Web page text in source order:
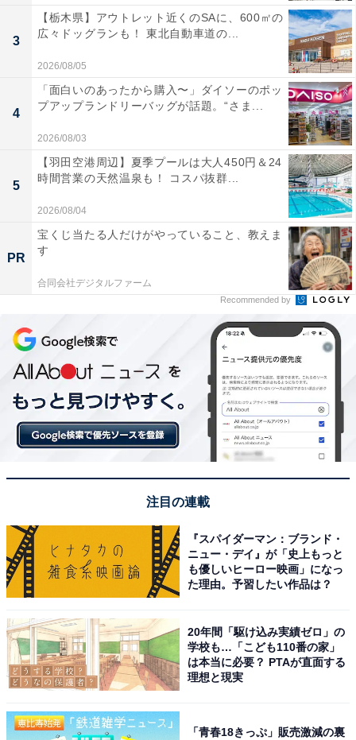
3
【栃木県】アウトレット近くのSAに、600㎡の
広々ドッグランも！ 東北自動車道の...
2026/08/05
4
「面白いのあったから購入〜」ダイソーのポッ
プアップランドリーバッグが話題。“さま...
2026/08/03
5
【羽田空港周辺】夏季プールは大人450円＆24
時間営業の天然温泉も！ コスパ抜群...
2026/08/04
PR
宝くじ当たる人だけがやっていること、教えま
す
合同会社デジタルファーム
Recommended by
注目の連載
『スパイダーマン：ブランド・
ニュー・デイ』が「史上もっと
も優しいヒーロー映画」になっ
た理由。予習したい作品は？
20年間「駆け込み実績ゼロ」の
学校も…「こども110番の家」
は本当に必要？ PTAが直面する
理想と現実
「青春18きっぷ」販売激減の裏